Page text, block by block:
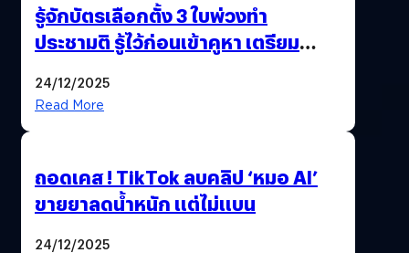
รู้จักบัตรเลือกตั้ง 3 ใบพ่วงทำ
ประชามติ รู้ไว้ก่อนเข้าคูหา เตรียม
24/12/2025
Read More
ถอดเคส ! TikTok ลบคลิป ‘หมอ AI’
ขายยาลดน้ำหนัก แต่ไม่แบน
24/12/2025